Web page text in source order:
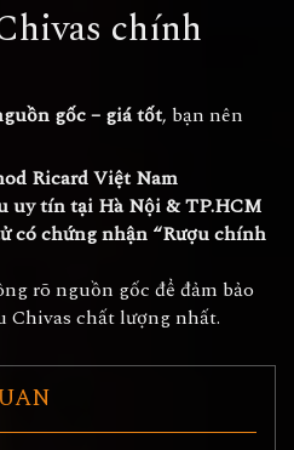
chính
gốc – giá tốt, bạn nên
Ricard Việt Nam
uy tín tại Hà Nội & TP.HCM
có chứng nhận “Rượu chính
rõ nguồn gốc để đảm bảo
Chivas chất lượng nhất.